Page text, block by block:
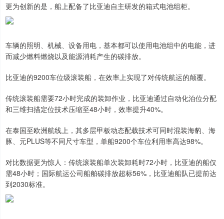
更为创新的是，船上配备了比亚迪自主研发的箱式电池组柜。
车辆的照明、机械、设备用电，基本都可以使用电池组中的电能，进
而减少燃料燃烧以及能源消耗产生的碳排放。
比亚迪的9200车位级滚装船，在效率上实现了对传统航运的颠覆。
传统滚装船需要72小时完成的装卸作业，比亚迪通过自动化泊位分配
和三维扫描定位技术压缩至48小时，效率提升40%。
在泰国至欧洲航线上，其多层甲板动态配载技术可同时混装海豹、海
豚、元PLUS等不同尺寸车型，单船9200个车位利用率高达98%。
对比数据更为惊人：传统滚装船单次装卸耗时72小时，比亚迪的船仅
需48小时；国际航运公司船舶碳排放超标56%，比亚迪船队已提前达
到2030标准。